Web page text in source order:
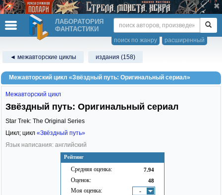
ЛАБОРАТОРИЯ
ФАНТАСТИКИ
расширенный
поиск по жанру
◄ межавторские циклы издания (158)
Межавторский цикл «Звёздный путь: Оригинальный сериал»
Рейтинг
Средняя оценка: 7.94
Оценок: 48
Моя оценка: -
Межавторский цикл
Звёздный путь: Оригинальный сериал
Star Trek: The Original Series
Цикл; цикл «Звёздный путь»
Язык написания: английский